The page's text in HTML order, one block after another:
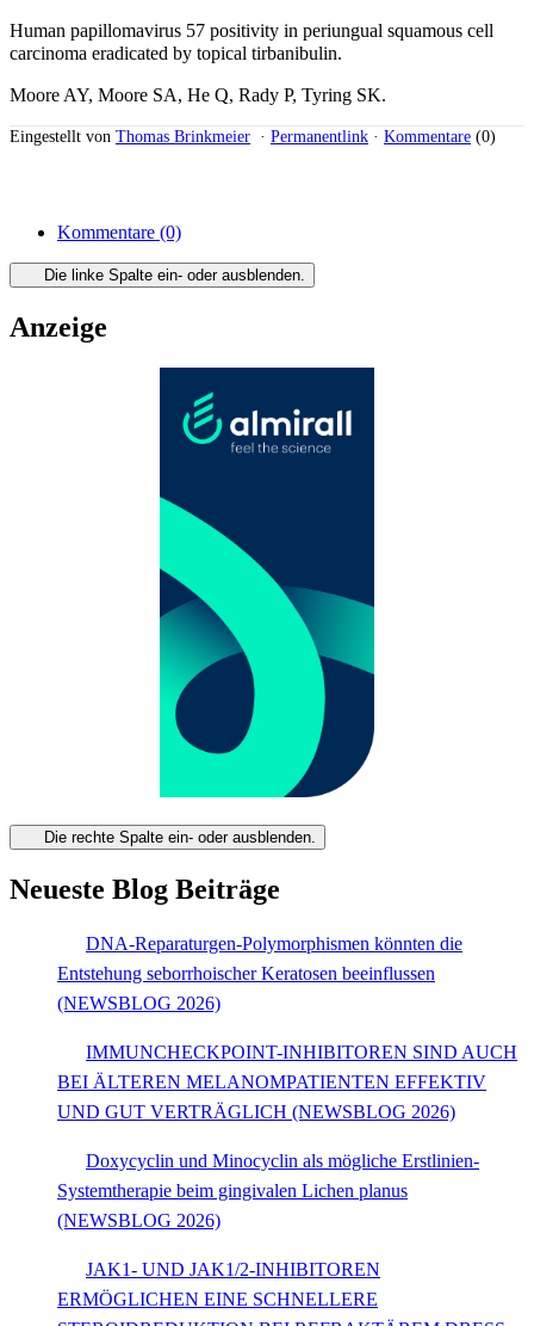
Human papillomavirus 57 positivity in periungual squamous cell
carcinoma eradicated by topical tirbanibulin.
Moore AY, Moore SA, He Q, Rady P, Tyring SK.
Eingestellt von Thomas Brinkmeier · Permanentlink · Kommentare (0)
Kommentare (0)
Die linke Spalte ein- oder ausblenden.
Anzeige
Die rechte Spalte ein- oder ausblenden.
Neueste Blog Beiträge
DNA-Reparaturgen-Polymorphismen könnten die
Entstehung seborrhoischer Keratosen beeinflussen
(NEWSBLOG 2026)
IMMUNCHECKPOINT-INHIBITOREN SIND AUCH
BEI ÄLTEREN MELANOMPATIENTEN EFFEKTIV
UND GUT VERTRÄGLICH (NEWSBLOG 2026)
Doxycyclin und Minocyclin als mögliche Erstlinien-
Systemtherapie beim gingivalen Lichen planus
(NEWSBLOG 2026)
JAK1- UND JAK1/2-INHIBITOREN
ERMÖGLICHEN EINE SCHNELLERE